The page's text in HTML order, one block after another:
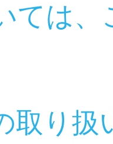
ては
取り